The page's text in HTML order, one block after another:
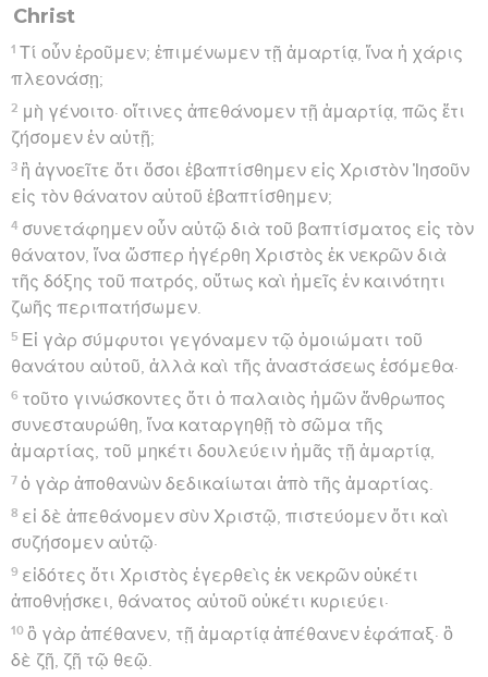
Christ
1 Τί οὖν ἐροῦμεν; ἐπιμένωμεν τῇ ἁμαρτίᾳ, ἵνα ἡ χάρις
πλεονάσῃ;
2 μὴ γένοιτο· οἵτινες ἀπεθάνομεν τῇ ἁμαρτίᾳ, πῶς ἔτι
ζήσομεν ἐν αὐτῇ;
3 ἢ ἀγνοεῖτε ὅτι ὅσοι ἐβαπτίσθημεν εἰς Χριστὸν Ἰησοῦν
εἰς τὸν θάνατον αὐτοῦ ἐβαπτίσθημεν;
4 συνετάφημεν οὖν αὐτῷ διὰ τοῦ βαπτίσματος εἰς τὸν
θάνατον, ἵνα ὥσπερ ἠγέρθη Χριστὸς ἐκ νεκρῶν διὰ
τῆς δόξης τοῦ πατρός, οὕτως καὶ ἡμεῖς ἐν καινότητι
ζωῆς περιπατήσωμεν.
5 Εἰ γὰρ σύμφυτοι γεγόναμεν τῷ ὁμοιώματι τοῦ
θανάτου αὐτοῦ, ἀλλὰ καὶ τῆς ἀναστάσεως ἐσόμεθα·
6 τοῦτο γινώσκοντες ὅτι ὁ παλαιὸς ἡμῶν ἄνθρωπος
συνεσταυρώθη, ἵνα καταργηθῇ τὸ σῶμα τῆς
ἁμαρτίας, τοῦ μηκέτι δουλεύειν ἡμᾶς τῇ ἁμαρτίᾳ,
7 ὁ γὰρ ἀποθανὼν δεδικαίωται ἀπὸ τῆς ἁμαρτίας.
8 εἰ δὲ ἀπεθάνομεν σὺν Χριστῷ, πιστεύομεν ὅτι καὶ
συζήσομεν αὐτῷ·
9 εἰδότες ὅτι Χριστὸς ἐγερθεὶς ἐκ νεκρῶν οὐκέτι
ἀποθνῄσκει, θάνατος αὐτοῦ οὐκέτι κυριεύει·
10 ὃ γὰρ ἀπέθανεν, τῇ ἁμαρτίᾳ ἀπέθανεν ἐφάπαξ· ὃ
δὲ ζῇ, ζῇ τῷ θεῷ.